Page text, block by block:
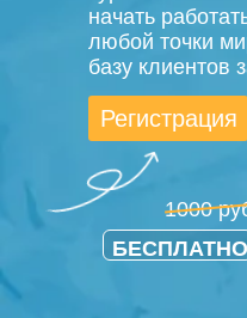
1000
БЕСПЛАТНО
начать
любой точки
базу клиентов
Регистрация